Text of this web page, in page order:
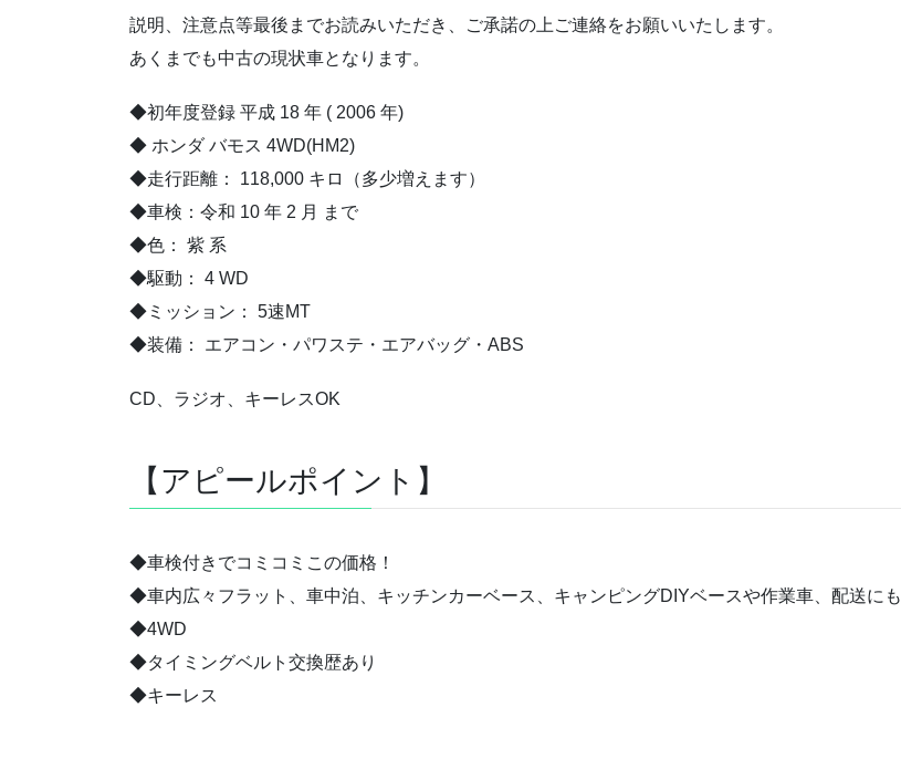
説明、注意点等最後までお読みいただき、ご承諾の上ご連絡をお願いいたします。
あくまでも中古の現状車となります。
◆初年度登録 平成 18 年 ( 2006 年)
◆ ホンダ バモス 4WD(HM2)
◆走行距離： 118,000 キロ（多少増えます）
◆車検：令和 10 年 2 月 まで
◆色： 紫 系
◆駆動： 4 WD
◆ミッション： 5速MT
◆装備： エアコン・パワステ・エアバッグ・ABS
CD、ラジオ、キーレスOK
【アピールポイント】
◆車検付きでコミコミこの価格！
◆車内広々フラット、車中泊、キッチンカーベース、キャンピングDIYベースや作業車、配送にも
◆4WD
◆タイミングベルト交換歴あり
◆キーレス